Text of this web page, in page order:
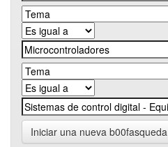
Iniciar una nueva b00fasqueda